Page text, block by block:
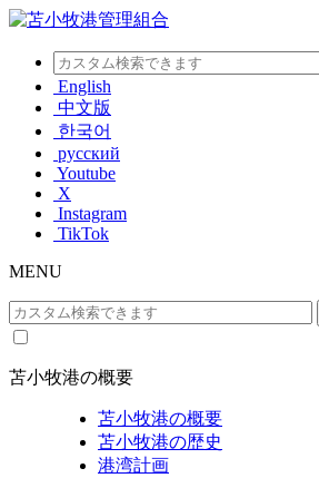
English
中文版
한국어
русский
Youtube
X
Instagram
TikTok
MENU
苫小牧港の概要
苫小牧港の概要
苫小牧港の歴史
港湾計画